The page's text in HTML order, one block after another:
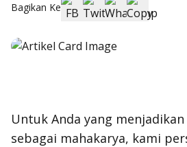
Bagikan Ke
Untuk Anda yang
sebagai mahakarya, kami